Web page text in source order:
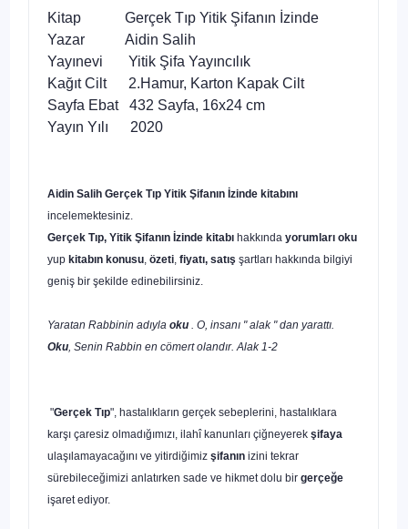
Kitap Gerçek Tıp Yitik Şifanın İzinde
Yazar Aidin Salih
Yayınevi Yitik Şifa Yayıncılık
Kağıt Cilt 2.Hamur, Karton Kapak Cilt
Sayfa Ebat 432 Sayfa, 16x24 cm
Yayın Yılı 2020
Aidin Salih Gerçek Tıp Yitik Şifanın İzinde kitabını
incelemektesiniz.
Gerçek Tıp, Yitik Şifanın İzinde kitabı hakkında yorumları oku
yup kitabın konusu, özeti, fiyatı, satış şartları hakkında bilgiyi
geniş bir şekilde edinebilirsiniz.
Yaratan Rabbinin adıyla oku . O, insanı " alak " dan yarattı.
Oku, Senin Rabbin en cömert olandır. Alak 1-2
"Gerçek Tıp", hastalıkların gerçek sebeplerini, hastalıklara
karşı çaresiz olmadığımızı, ilahî kanunları çiğneyerek şifaya
ulaşılamayacağını ve yitirdiğimiz şifanın izini tekrar
sürebileceğimizi anlatırken sade ve hikmet dolu bir gerçeğe
işaret ediyor.